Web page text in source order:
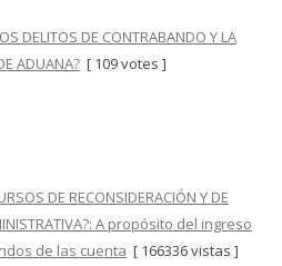
DELITOS DE CONTRABANDO Y LA
ADUANA? [ 109 votes ]
DE RECONSIDERACIÓN Y DE
A propósito del ingreso
de las cuenta [ 166336 vistas ]